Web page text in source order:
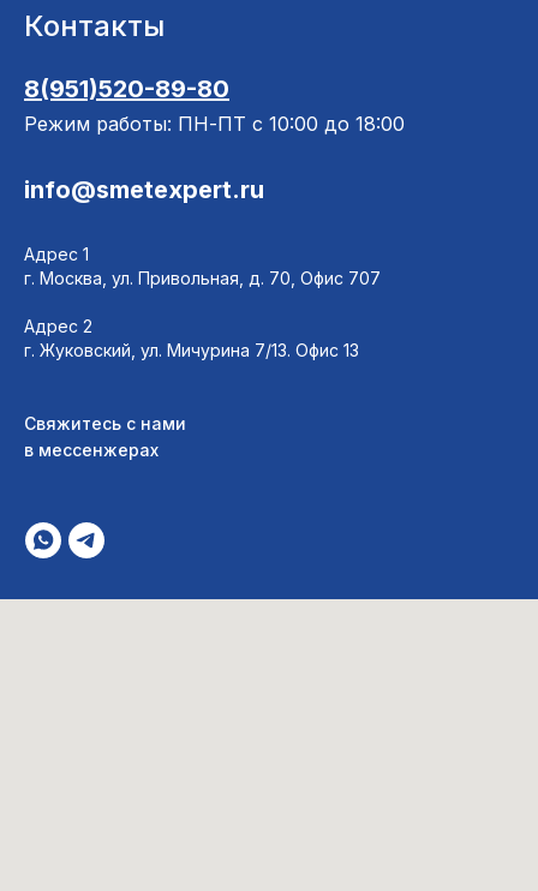
Контакты
8(951)520-89-80
Режим работы: ПН-ПТ с 10:00 до 18:00
info@smetexpert.ru
Адрес 1
г. Москва, ул. Привольная, д. 70, Офис 707
Адрес 2
г. Жуковский, ул. Мичурина 7/13. Офис 13
Свяжитесь с нами
в мессенжерах